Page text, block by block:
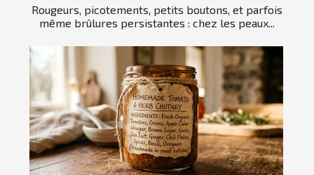
Rougeurs, picotements, petits boutons, et parfois
même brûlures persistantes : chez les peaux...